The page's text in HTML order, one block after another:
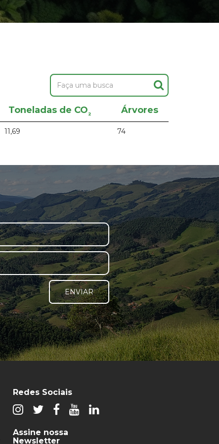
Toneladas de CO² Árvores
11,69 74
ENVIAR
Redes Sociais
Assine nossa
Newsletter